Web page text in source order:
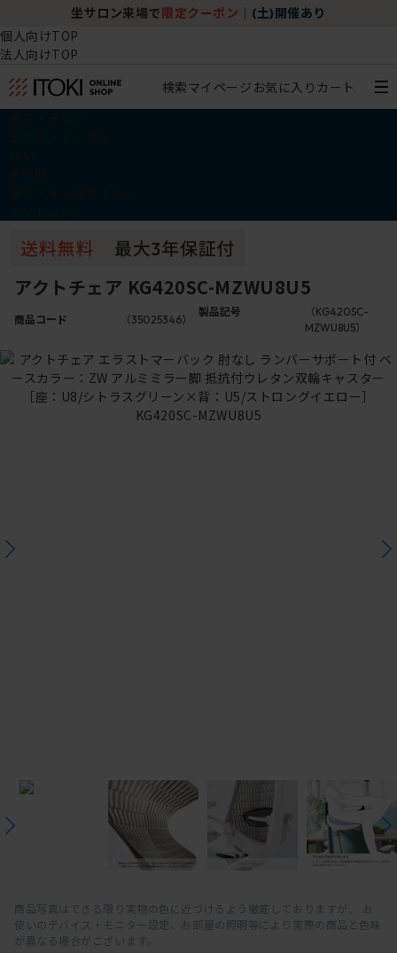
坐サロン来場で 限定クーポン (土)開催あり
個人向けTOP
法人向けTOP
検索マイページ お気に入り カート
アクトチェア KG420SC-MZWU8U5
商品コード （35025346）
製品記号
（KG420SC-
MZWU8U5）
商品写真はできる限り実物の色に近づけるよう徹底しておりますが、 お
使いのデバイス・モニター設定、お部屋の照明等により実際の商品と色味
が異なる場合がございます。